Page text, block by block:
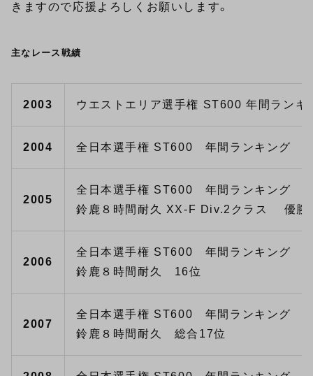
きますので応援よろしくお願いします。
主なレース戦績
2003 ウエストエリア選手権 ST600 年間ラン
2004 全日本選手権 ST600 年間ランキング
2005
全日本選手権 ST600 年間ランキング
鈴鹿８時間耐久 XX-F Div.2クラス 優勝
2006
全日本選手権 ST600 年間ランキング
鈴鹿８時間耐久 16位
2007
全日本選手権 ST600 年間ランキング
鈴鹿８時間耐久 総合17位